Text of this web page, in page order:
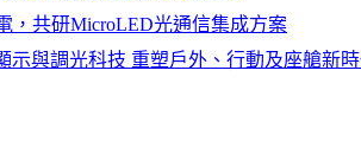
，共研MicroLED光通信集成方案
示與調光科技 重塑戶外、行動及座艙新